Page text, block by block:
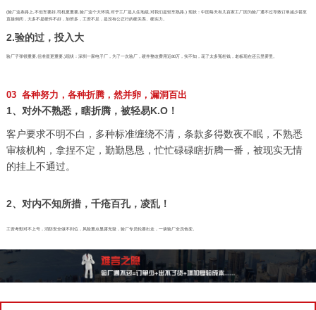
(验厂这条路上,不但车要好,司机更重要,验厂这个大环境,对于工厂是人生地疏,对我们是轻车熟路.) 现状：中国每天有几百家工厂因为验厂通不过导致订单减少甚至
直接倒闭，大多不是硬件不好，加班多，工资不足，是没有公正行的硬关系、硬实力。
2.验的过，投入大
验厂子弹很重要,但准星更重要,)现状：深圳一家电子厂，为了一次验厂，硬件整改费用近80万，实不知，花了太多冤枉钱，老板现在还云里雾里。
03 各种努力，各种折腾，然并卵，漏洞百出
1、对外不熟悉，瞎折腾，被轻易K.O！
客户要求不明不白，多种标准缠绕不清，条款多得数夜不眠，不熟悉
审核机构，拿捏不定，勤勤恳恳，忙忙碌碌瞎折腾一番，被现实无情
的挂上不通过。
2、对内不知所措，千疮百孔，凌乱！
工资考勤对不上号，消防安全做不到位，风险重点显露无疑，验厂专员轮番出走，一谈验厂全员色变。